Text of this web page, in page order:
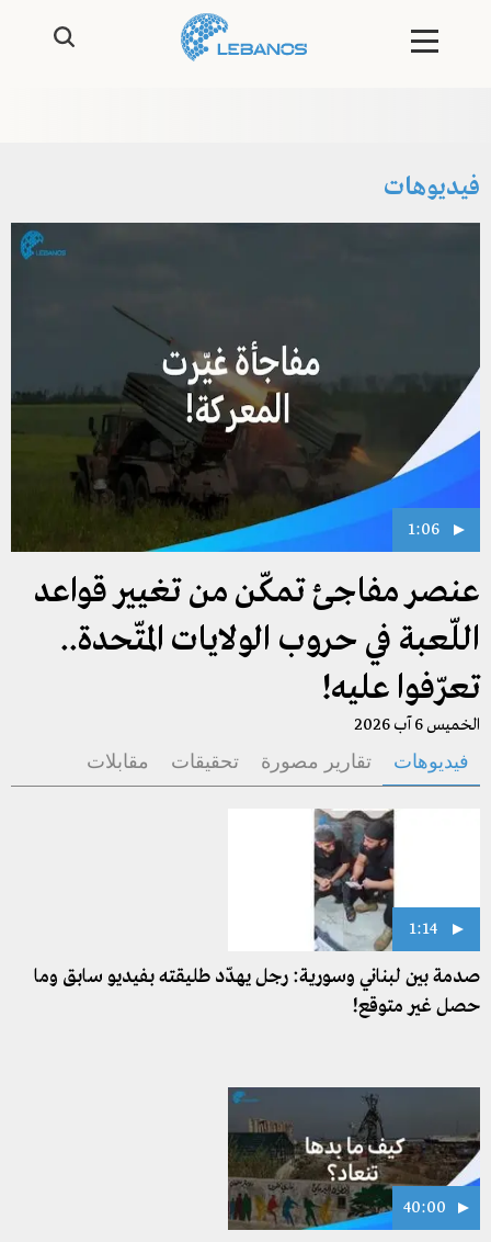
فيديوهات
1:06
عنصر مفاجئ تمكّن من تغيير قواعد
اللّعبة في حروب الولايات المتّحدة..
تعرّفوا عليه!
الخميس 6 آب 2026
فيديوهات
تقارير مصورة تحقيقات مقابلات
1:14
صدمة بين لبناني وسورية: رجل يهدّد طليقته بفيديو سابق وما
حصل غير متوقع!
40:00